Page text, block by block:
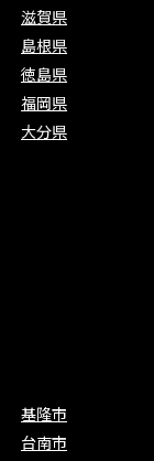
滋賀県
島根県
徳島県
福岡県
大分県
基隆市
台南市